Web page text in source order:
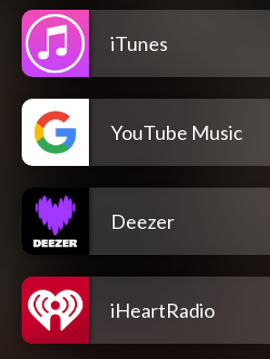
iTunes
YouTube Music
Deezer
iHeartRadio